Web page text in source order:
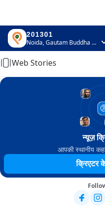
201301
Noida, Gautam Buddha Nagar, Uttar Pradesh
Home
Web Stories
न्यूज़
आपकी स्थानीय
क्रिएटर